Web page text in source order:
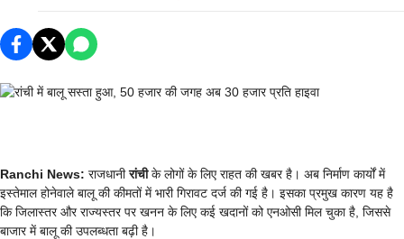
Ranchi News: राजधानीरांचीके लोगों के लिए राहत की खबर है। अब निर्माण कार्यों में
इस्तेमाल होनेवाले बालू की कीमतों में भारी गिरावट दर्ज की गई है। इसका प्रमुख कारण यह है
कि जिलास्तर और राज्यस्तर पर खनन के लिए कई खदानों को एनओसी मिल चुका है, जिससे
बाजार में बालू की उपलब्धता बढ़ी है।